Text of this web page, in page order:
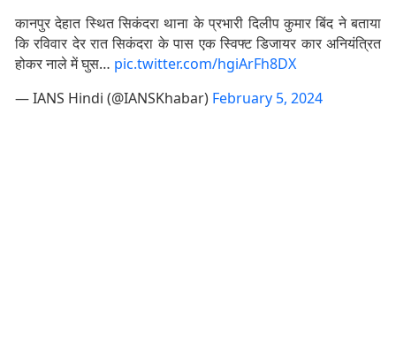
कानपुर देहात स्थित सिकंदरा थाना के प्रभारी दिलीप कुमार बिंद ने बताया
कि रविवार देर रात सिकंदरा के पास एक स्विफ्ट डिजायर कार अनियंत्रित
होकर नाले में घुस… pic.twitter.com/hgiArFh8DX
— IANS Hindi (@IANSKhabar) February 5, 2024